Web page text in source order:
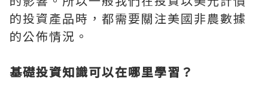
的投資產品時，都需要關注美國非農數據
的公佈情況。
基礎投資知識可以在哪里學習？